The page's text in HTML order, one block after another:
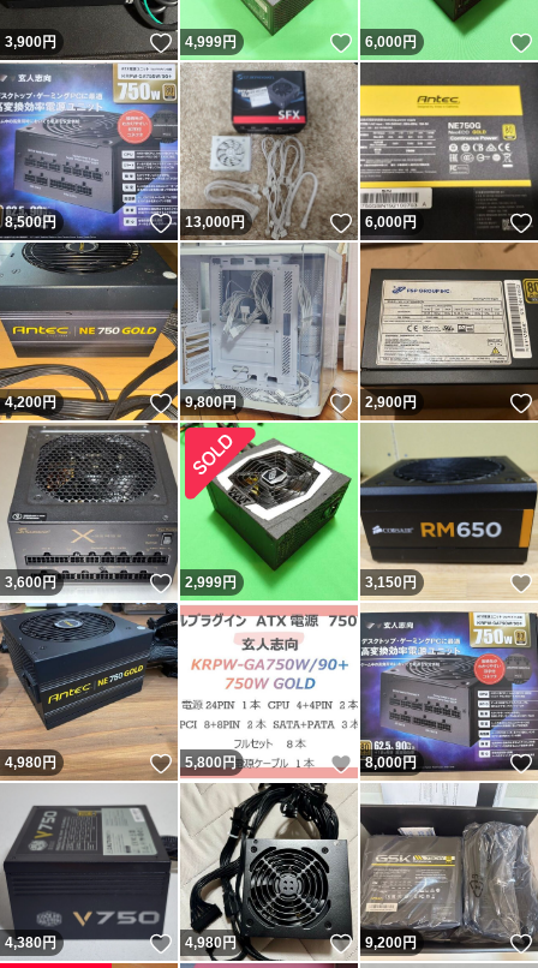
3,900円 いいね！
4,999円 いいね！
6,000円
8,500円 いいね！
13,000円 いいね！
6,000円
4,200円 いいね！
9,800円 いいね！
2,900円
3,600円 いいね！
2,999円 3,150円
4,980円 いいね！
5,800 円 いいね！
8,000円
4,380円 いいね！
4,980円 いいね！
9,200円